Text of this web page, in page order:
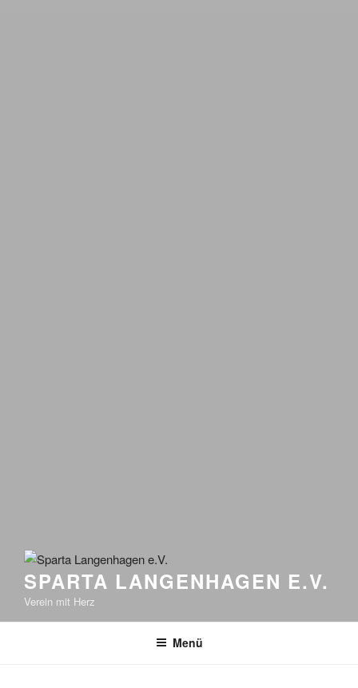
SPARTA LANGENHAGEN E.V.
Verein mit Herz
Menü